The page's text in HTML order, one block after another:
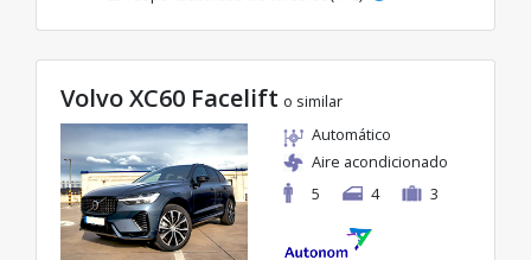
Volvo XC60 Facelift o similar
Automático
Aire acondicionado
5
4 3